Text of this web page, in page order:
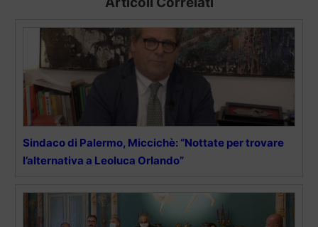
Sindaco di Palermo, Miccichè: “Nottate per trovare
l’alternativa a Leoluca Orlando”